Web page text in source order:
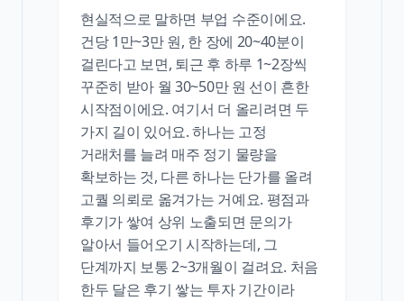
현실적으로 말하면 부업 수준이에요.
건당 1만~3만 원, 한 장에 20~40분이
걸린다고 보면, 퇴근 후 하루 1~2장씩
꾸준히 받아 월 30~50만 원 선이 흔한
시작점이에요. 여기서 더 올리려면 두
가지 길이 있어요. 하나는 고정
거래처를 늘려 매주 정기 물량을
확보하는 것, 다른 하나는 단가를 올려
고퀄 의뢰로 옮겨가는 거예요. 평점과
후기가 쌓여 상위 노출되면 문의가
알아서 들어오기 시작하는데, 그
단계까지 보통 2~3개월이 걸려요. 처음
한두 달은 후기 쌓는 투자 기간이라